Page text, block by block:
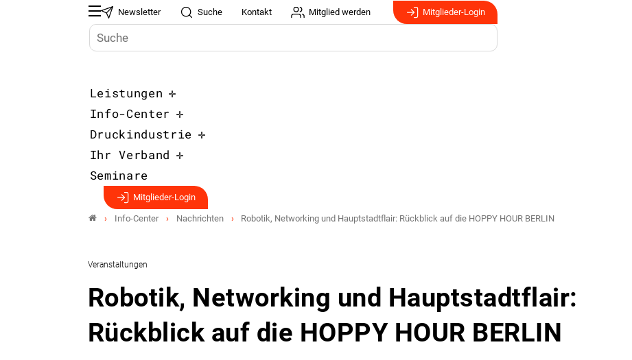
Newsletter Suche Kontakt Mitglied werden Mitglieder-Login
Leistungen
Info-Center
Druckindustrie
Ihr Verband
Seminare
Mitglieder-Login
Info-Center Nachrichten Robotik, Networking und Hauptstadtflair: Rückblick auf die HOPPY HOUR BERLIN
Veranstaltungen
Robotik, Networking und Hauptstadtflair:
Rückblick auf die HOPPY HOUR BERLIN